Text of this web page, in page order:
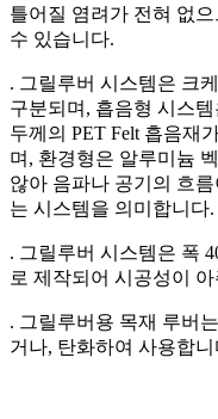
틀어질 염려가 전혀 없
수 있습니다.
. 그릴루버 시스템은 크
구분되며, 흡음형 시스
두께의 PET Felt 흡음재
며, 환경형은 알루미늄
않아 음파나 공기의 흐
는 시스템을 의미합니다.
. 그릴루버 시스템은 폭
로 제작되어 시공성이
. 그릴루버용 목재 루버
거나, 탄화하여 사용합니